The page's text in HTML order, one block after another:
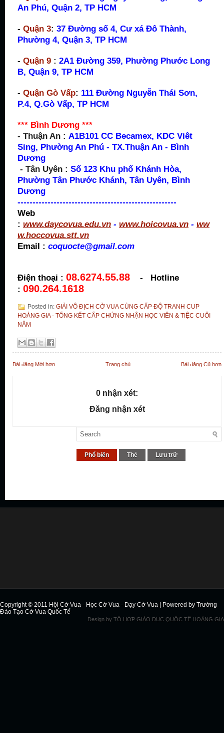
An Phú, Quận 2, TP HCM
- Quận 3: 37 Đường số 4, Cư xá Đô Thành,
Phường 4, Quận 3, TP HCM
- Quận 9 : 2A1 Đường 359, Phường Phước Long
B, Quận 9, TP HCM
- Quận Gò Vấp: 111 Đường Nguyễn Thái Sơn,
P.4, Q.Gò Vấp, TP HCM
*** Bình Dương ***
- Thuận An : A1B101 CC Becamex, KDC Viêt
Sing, Phường An Phú - TX.Thuận An - Bình
Dương
- Tân Uyên : Số 123 Khu phố Khánh Hòa,
Phường Tân Phước Khánh, Tân Uyên, Bình
Dương
-----------------------------------------------------
Web
: www.daycovua.edu.vn - www.hoicovua.vn - ww
w.hoccovua.stt.vn
Email : coquocte@gmail.com
Điện thoại : 08.6274.55.88 - Hotline
: 090.264.1618
Posted in: GIẢI VÔ ĐỊCH CỜ VUA CÙNG CẤP ĐỘ TRANH CUP
HOÀNG GIA - TỔNG KẾT CẤP CHỨNG NHẬN HỌC VIÊN & TIỆC CUỐI
NĂM
Bài đăng Mới hơn Bài đăng Cũ hơn
Trang chủ
0 nhận xét:
Đăng nhận xét
Phổ biến Thẻ Lưu trữ
Copyright © 2011 Hội Cờ Vua - Học Cờ Vua - Dạy Cờ Vua | Powered by Trường
Đào Tạo Cờ Vua Quốc Tế
Design by TỔ HỢP GIÁO DỤC QUỐC TẾ HOÀNG GIA